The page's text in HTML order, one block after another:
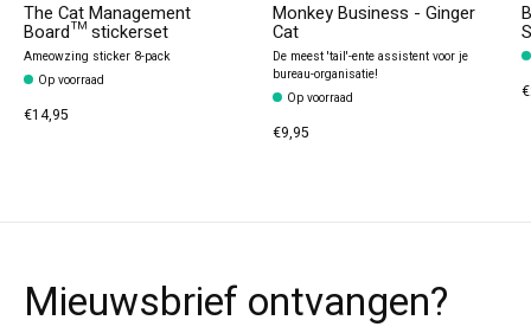
The Cat Management
Board™ stickerset
Ameowzing sticker 8-pack
Op voorraad
€14,95
Monkey Business - Ginger
Cat
De meest 'tail'-ente assistent voor je
bureau-organisatie!
Op voorraad
€9,95
Mieuwsbrief ontvangen?